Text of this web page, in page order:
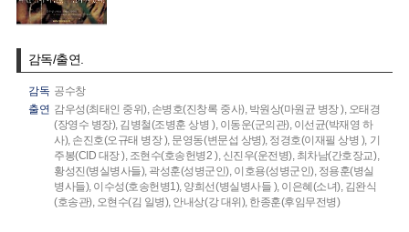
감독/출연.
감독 공수창
출연 감우성(최태인 중위), 손병호(진창록 중사), 박원상(마원균 병장 ), 오태경
(장영수 병장), 김병철(조병훈 상병 ), 이동운(군의관), 이선균(박재영 하
사), 손진호(오규태 병장 ), 문영동(변문섭 상병), 정경호(이재필 상병 ), 기
주봉(CID 대장 ), 조현수(호송헌병2 ), 신진우(운전병), 최차남(간호장교),
황성진(병실병사들), 곽성훈(성병군인), 이호용(성병군인), 정용훈(병실
병사들), 이수성(호송헌병1), 양희선(병실병사들 ), 이은혜(소녀), 김완식
(호송관), 오현수(김 일병), 안내상(강 대위), 한종훈(후임무전병)